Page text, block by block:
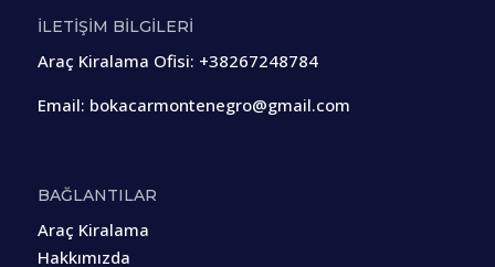
İLETİŞİM BİLGİLERİ
Araç Kiralama Ofisi: +38267248784
Email: bokacarmontenegro@gmail.com
BAĞLANTILAR
Araç Kiralama
Hakkımızda